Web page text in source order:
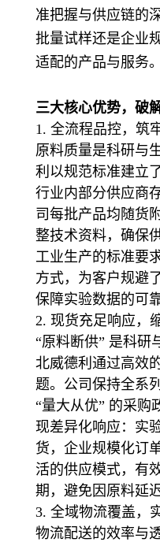
准把握与供应链的
批量试样还是企业
适配的产品与服务。
三大核心优势，破
1. 全流程品控，筑
原料质量是科研与
利以规范标准建立
行业内部分供应商
司每批产品均随货
整技术资料，确保
工业生产的标准要
方式，为客户规避
保障实验数据的可
2. 现货充足响应，
“原料断供” 是科研
北威德利通过高效
题。公司保持全系
“量大从优” 的采购
现差异化响应：实
货，企业规模化订
活的供应模式，有
期，避免因原料延
3. 全域物流覆盖，
物流配送的效率与